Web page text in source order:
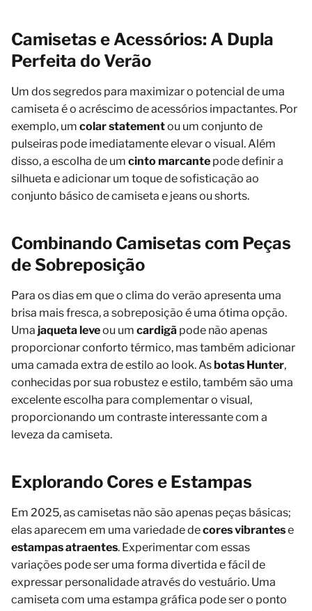
Camisetas e Acessórios: A Dupla
Perfeita do Verão
Um dos segredos para maximizar o potencial de uma
camiseta é o acréscimo de acessórios impactantes. Por
exemplo, um colar statementou um conjunto de
pulseiras pode imediatamente elevar o visual. Além
disso, a escolha de um cinto marcante pode definir a
silhueta e adicionar um toque de sofisticação ao
conjunto básico de camiseta e jeans ou shorts.
Combinando Camisetas com Peças
de Sobreposição
Para os dias em que o clima do verão apresenta uma
brisa mais fresca, a sobreposição é uma ótima opção.
Uma jaqueta leveou um cardigã pode não apenas
proporcionar conforto térmico, mas também adicionar
uma camada extra de estilo ao look. As botas Hunter,
conhecidas por sua robustez e estilo, também são uma
excelente escolha para complementar o visual,
proporcionando um contraste interessante com a
leveza da camiseta.
Explorando Cores e Estampas
Em 2025, as camisetas não são apenas peças básicas;
elas aparecem em uma variedade decores vibrantese
estampas atraentes. Experimentar com essas
variações pode ser uma forma divertida e fácil de
expressar personalidade através do vestuário. Uma
camiseta com uma estampa gráfica pode ser o ponto